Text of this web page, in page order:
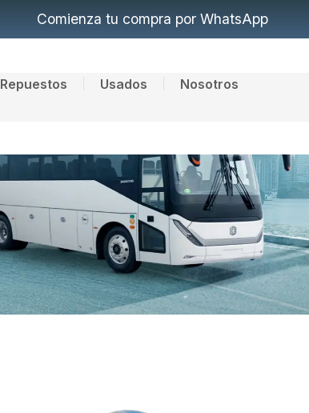
Comienza tu compra por WhatsApp
Repuestos Usados Nosotros